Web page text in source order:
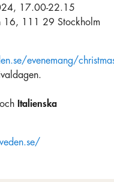
17.00-22.15
16, 111 29 Stockholm
evenemang/
Italienska